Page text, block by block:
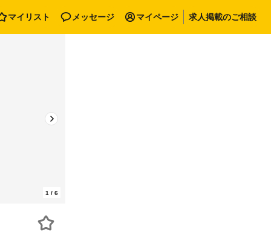
マイリスト メッセージ マイページ 求人掲載のご相談
1 / 6